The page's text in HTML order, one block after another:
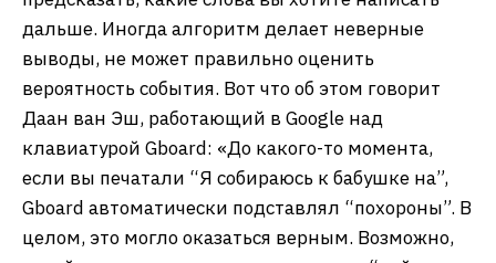
дальше. Иногда алгоритм делает неверные
выводы, не может правильно оценить
вероятность события. Вот что об этом говорит
Даан ван Эш, работающий в Google над
клавиатурой Gboard: «До какого-то момента,
если вы печатали “Я собираюсь к бабушке на”,
Gboard автоматически подставлял “похороны”. В
целом, это могло оказаться верным. Возможно,